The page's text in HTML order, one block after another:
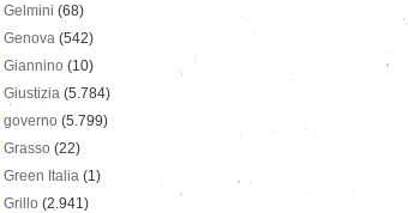
Gelmini (68)
Genova (542)
Giannino (10)
Giustizia (5.784)
governo (5.799)
Grasso (22)
Green Italia (1)
Grillo (2.941)